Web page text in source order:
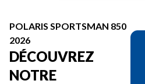
POLARIS SPORTSMAN 850
2026
DÉCOUVREZ
NOTRE